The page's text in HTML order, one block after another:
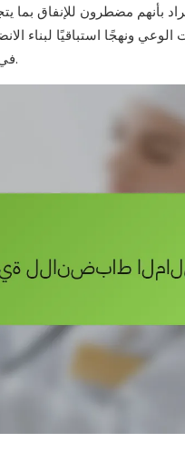
بأنهم مضطرون للإنفاق بما
الوعي ونهجًا استباقيًا لبناء
في التخفيف من الضغوط الاجتماعية وتعزيز عادات مالية أفضل.